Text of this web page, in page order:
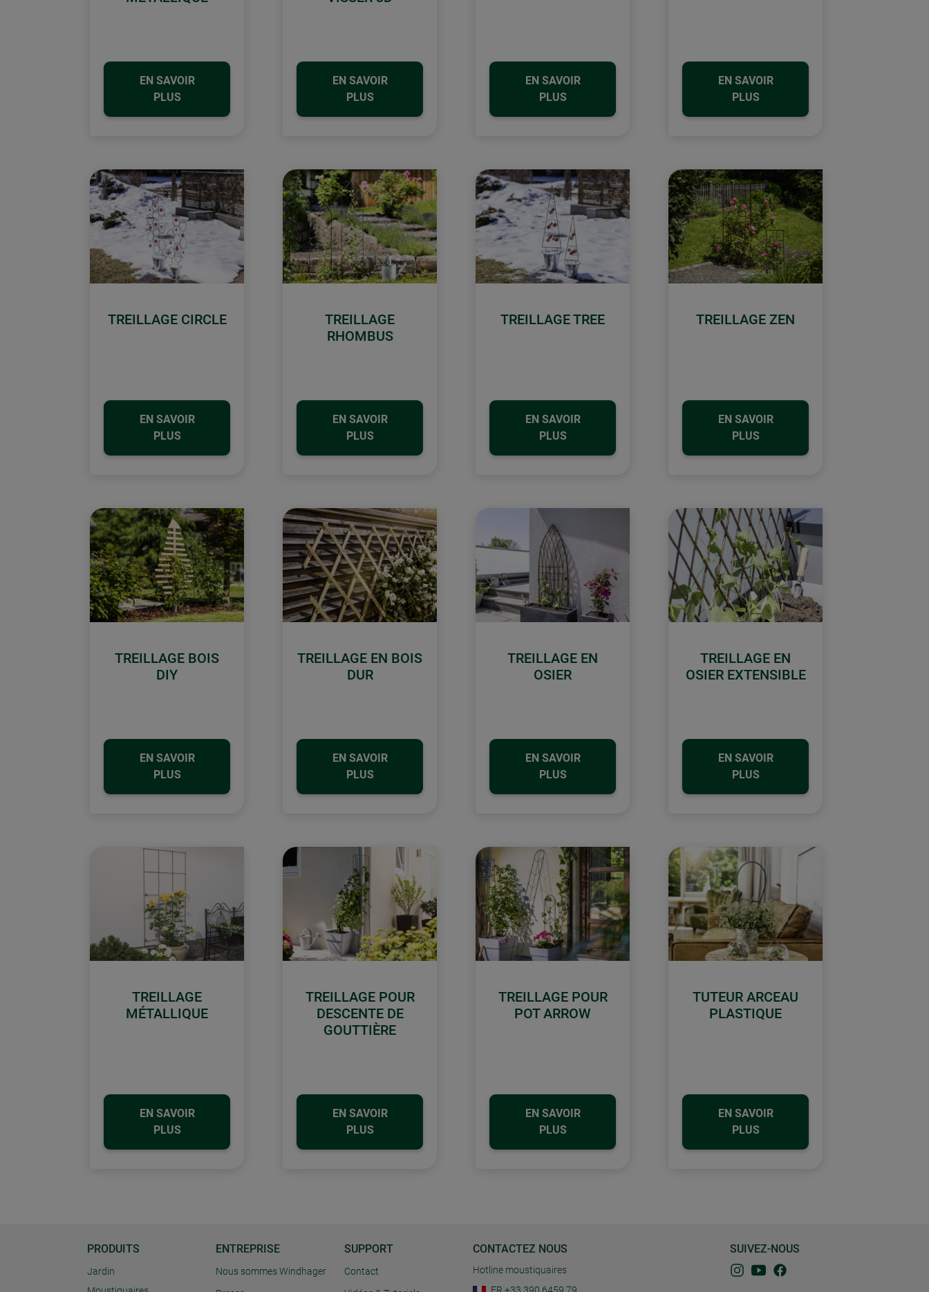
EN SAVOIR
PLUS
EN SAVOIR
PLUS
EN SAVOIR
PLUS
EN SAVOIR
PLUS
TREILLAGE CIRCLE
EN SAVOIR
PLUS
TREILLAGE
RHOMBUS
EN SAVOIR
PLUS
TREILLAGE TREE
EN SAVOIR
PLUS
TREILLAGE ZEN
EN SAVOIR
PLUS
TREILLAGE BOIS
DIY
EN SAVOIR
PLUS
TREILLAGE EN BOIS
DUR
EN SAVOIR
PLUS
TREILLAGE EN
OSIER
EN SAVOIR
PLUS
TREILLAGE EN
OSIER EXTENSIBLE
EN SAVOIR
PLUS
TREILLAGE
MÉTALLIQUE
EN SAVOIR
PLUS
TREILLAGE POUR
DESCENTE DE
GOUTTIÈRE
EN SAVOIR
PLUS
TREILLAGE POUR
POT ARROW
EN SAVOIR
PLUS
TUTEUR ARCEAU
PLASTIQUE
EN SAVOIR
PLUS
PRODUITS
Jardin
ENTREPRISE
Nous sommes Windhager
SUPPORT
Contact
CONTACTEZ NOUS
Hotline moustiquaires
SUIVEZ-NOUS